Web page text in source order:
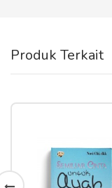
Produk Terkait